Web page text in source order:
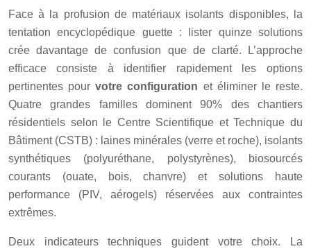
Face à la profusion de matériaux isolants disponibles, la
tentation encyclopédique guette : lister quinze solutions
crée davantage de confusion que de clarté. L’approche
efficace consiste à identifier rapidement les options
pertinentes pourvotre configuration et éliminer le reste.
Quatre grandes familles dominent 90% des chantiers
résidentiels selon le Centre Scientifique et Technique du
Bâtiment(CSTB) : laines minérales (verre et roche), isolants
synthétiques (polyuréthane, polystyrènes), biosourcés
courants (ouate, bois, chanvre) et solutions haute
performance (PIV, aérogels) réservées aux contraintes
extrêmes.
Deux indicateurs techniques guident votre choix. La